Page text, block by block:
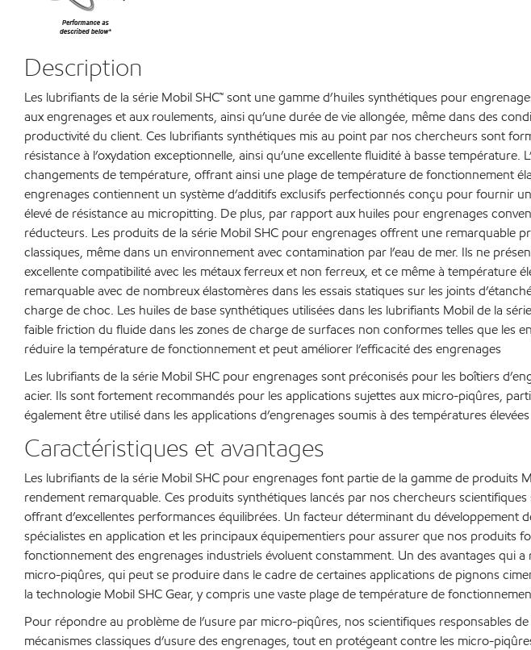
Description
Les lubrifiants de la série Mobil SHC™ sont une gamme d’huiles synthétiques pour
aux engrenages et aux roulements, ainsi qu’une durée de vie allongée, même dans des
productivité du client. Ces lubrifiants synthétiques mis au point par nos chercheurs sont
résistance à l’oxydation exceptionnelle, ainsi qu’une excellente fluidité à basse
changements de température, offrant ainsi une plage de température de fonctionnement
engrenages contiennent un système d’additifs exclusifs perfectionnés conçu pour fournir
élevé de résistance au micropitting. De plus, par rapport aux huiles pour engrenages
réducteurs. Les produits de la série Mobil SHC pour engrenages offrent une
classiques, même dans un environnement avec contamination par l’eau de mer. Ils ne
excellente compatibilité avec les métaux ferreux et non ferreux, et ce même à température
remarquable avec de nombreux élastomères dans les essais statiques sur les joints
charge de choc. Les huiles de base synthétiques utilisées dans les lubrifiants Mobil de la
faible friction du fluide dans les zones de charge de surfaces non conformes telles que
réduire la température de fonctionnement et peut améliorer l’efficacité des engrenages
Les lubrifiants de la série Mobil SHC pour engrenages sont préconisés pour les boîtiers
acier. Ils sont fortement recommandés pour les applications sujettes aux micro-piqûres,
également être utilisé dans les applications d’engrenages soumis à des températures
Caractéristiques et avantages
Les lubrifiants de la série Mobil SHC pour engrenages font partie de la gamme de
rendement remarquable. Ces produits synthétiques lancés par nos chercheurs
offrant d’excellentes performances équilibrées. Un facteur déterminant du
spécialistes en application et les principaux équipementiers pour assurer que nos
fonctionnement des engrenages industriels évoluent constamment. Un des avantages qui
micro-piqûres, qui peut se produire dans le cadre de certaines applications de pignons
la technologie Mobil SHC Gear, y compris une vaste plage de température de
Pour répondre au problème de l’usure par micro-piqûres, nos scientifiques responsables
mécanismes classiques d’usure des engrenages, tout en protégeant contre les micro-